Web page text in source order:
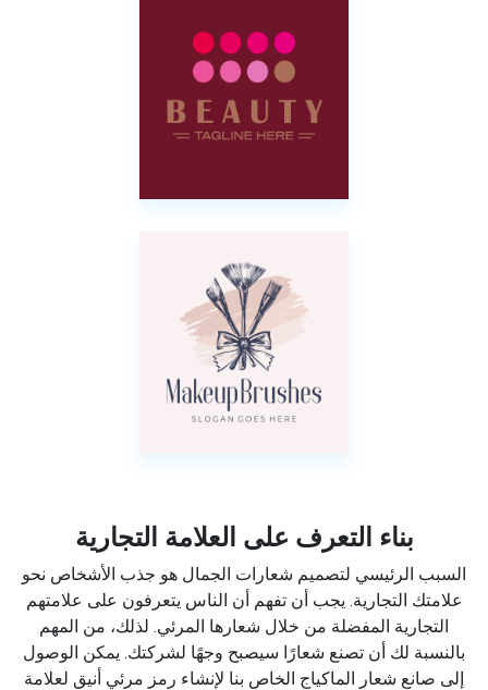
بناء التعرف على العلامة التجارية
السبب الرئيسي لتصميم شعارات الجمال هو جذب الأشخاص نحو
علامتك التجارية. يجب أن تفهم أن الناس يتعرفون على علامتهم
التجارية المفضلة من خلال شعارها المرئي. لذلك، من المهم
بالنسبة لك أن تصنع شعارًا سيصبح وجهًا لشركتك. يمكن الوصول
إلى صانع شعار الماكياج الخاص بنا لإنشاء رمز مرئي أنيق لعلامة